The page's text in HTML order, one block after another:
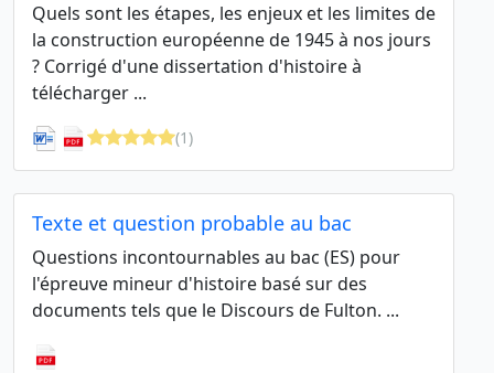
Quels sont les étapes, les enjeux et les limites de
la construction européenne de 1945 à nos jours
? Corrigé d'une dissertation d'histoire à
télécharger ...
(1)
Texte et question probable au bac
Questions incontournables au bac (ES) pour
l'épreuve mineur d'histoire basé sur des
documents tels que le Discours de Fulton. ...